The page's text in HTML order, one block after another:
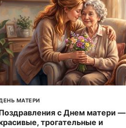
МАТЕРИ
с Днем матери —
трогательные и